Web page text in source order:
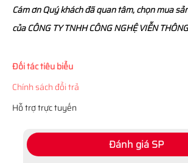
Cám ơn Quý khách đã quan tâm, chọn mua
của CÔNG TY TNHH CÔNG NGHỆ VIỄN
Đối tác tiêu biểu
Chính sách đổi trả
Hỗ trợ trực tuyến
Đánh giá SP